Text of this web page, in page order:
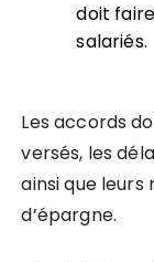
doit
salariés.
Les accords
versés, les
ainsi que
d’épargne.